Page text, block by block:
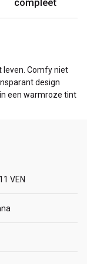
leven. Comfy niet
design
een warmroze tint
VEN